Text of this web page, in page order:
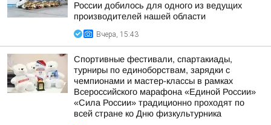
России добилось для одного из ведущих
производителей нашей области
Вчера, 15:43
Спортивные фестивали, спартакиады,
турниры по единоборствам, зарядки с
чемпионами и мастер-классы в рамках
Всероссийского марафона «Единой России»
«Сила России» традиционно проходят по
всей стране ко Дню физкультурника